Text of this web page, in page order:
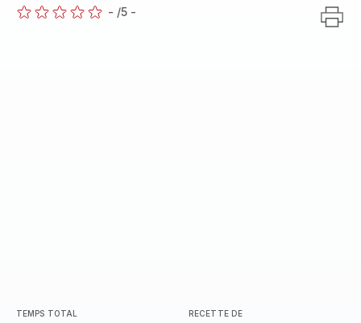
- /5 -
TEMPS TOTAL RECETTE DE